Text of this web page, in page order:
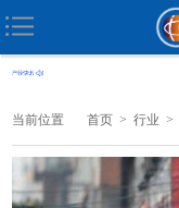
当前位置 首页 > 行业 >